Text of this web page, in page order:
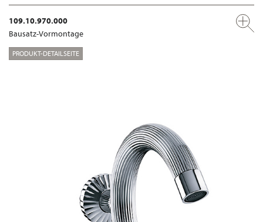
109.10.970.000
Bausatz-Vormontage
PRODUKT-DETAILSEITE